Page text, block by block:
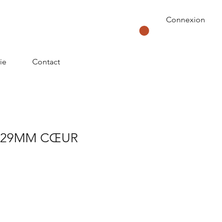
Connexion
Contact
CŒUR